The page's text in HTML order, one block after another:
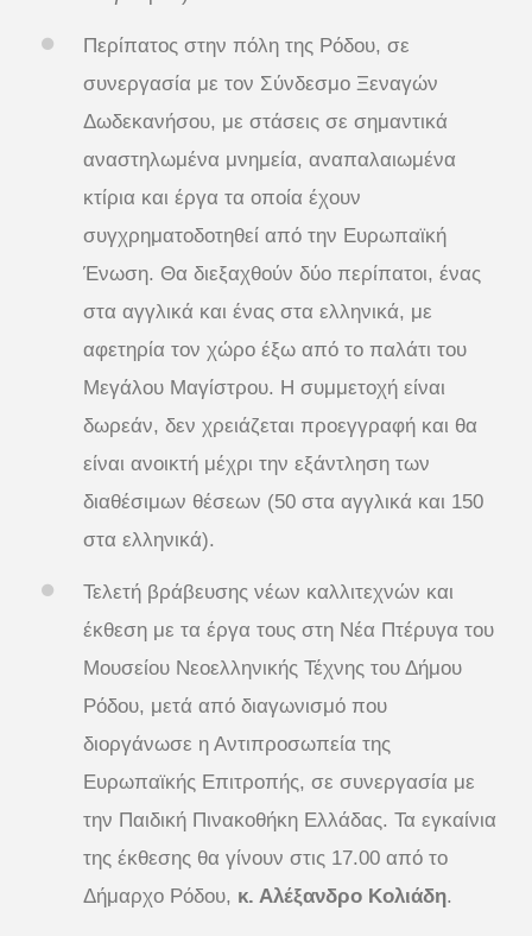
Περίπατος στην πόλη της Ρόδου, σε
συνεργασία με τον Σύνδεσμο Ξεναγών
Δωδεκανήσου, με στάσεις σε σημαντικά
αναστηλωμένα μνημεία, αναπαλαιωμένα
κτίρια και έργα τα οποία έχουν
συγχρηματοδοτηθεί από την Ευρωπαϊκή
Ένωση. Θα διεξαχθούν δύο περίπατοι, ένας
στα αγγλικά και ένας στα ελληνικά, με
αφετηρία τον χώρο έξω από το παλάτι του
Μεγάλου Μαγίστρου. Η συμμετοχή είναι
δωρεάν, δεν χρειάζεται προεγγραφή και θα
είναι ανοικτή μέχρι την εξάντληση των
διαθέσιμων θέσεων (50 στα αγγλικά και 150
στα ελληνικά).
Τελετή βράβευσης νέων καλλιτεχνών και
έκθεση με τα έργα τους στη Νέα Πτέρυγα του
Μουσείου Νεοελληνικής Τέχνης του Δήμου
Ρόδου, μετά από διαγωνισμό που
διοργάνωσε η Αντιπροσωπεία της
Ευρωπαϊκής Επιτροπής, σε συνεργασία με
την Παιδική Πινακοθήκη Ελλάδας. Τα εγκαίνια
της έκθεσης θα γίνουν στις 17.00 από το
Δήμαρχο Ρόδου, κ. Αλέξανδρο Κολιάδη.